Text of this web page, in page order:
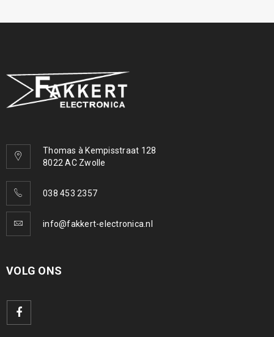
Thomas à Kempisstraat 128
8022 AC Zwolle
038 453 2357
info@fakkert-electronica.nl
VOLG ONS